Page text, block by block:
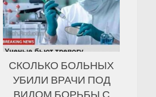
СКОЛЬКО БОЛЬНЫХ
УБИЛИ ВРАЧИ ПОД